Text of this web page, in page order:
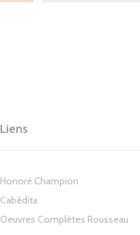
Liens
Honoré Champion
Cabédita
Oeuvres Complètes Rousseau